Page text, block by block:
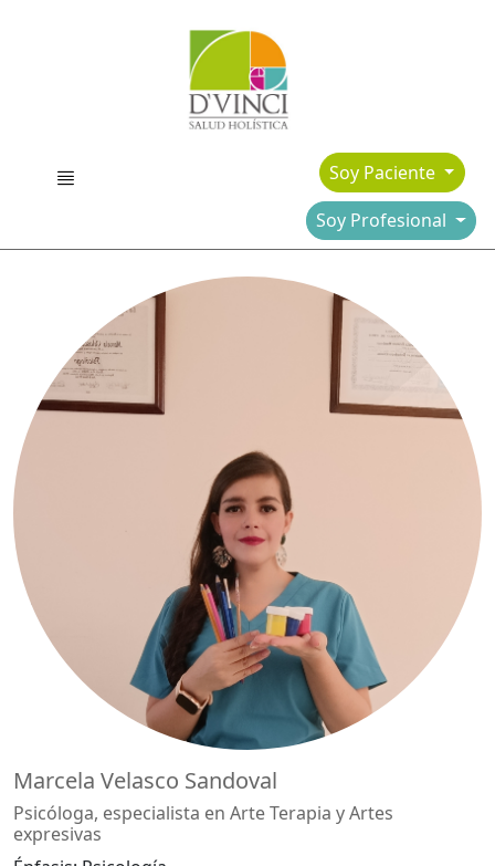
Soy Paciente
Soy Profesional
Marcela Velasco Sandoval
Psicóloga, especialista en Arte Terapia y Artes
expresivas